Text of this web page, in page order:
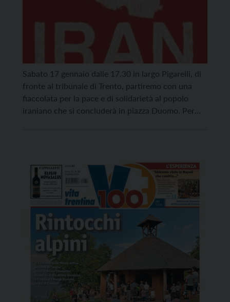
Sabato 17 gennaio dalle 17.30 in largo Pigarelli, di
fronte al tribunale di Trento, partiremo con una
fiaccolata per la pace e di solidarietà al popolo
iraniano che si concluderà in piazza Duomo. Per